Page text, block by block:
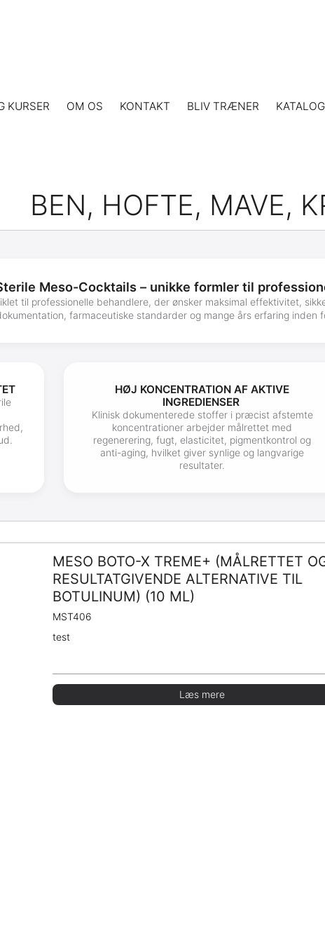
KURSER OM OS KONTAKT BLIV TRÆNER
BEN, HOFTE, MAVE,
Meso-Cocktails – unikke formler til
til professionelle behandlere, der ønsker maksimal effektivitet,
farmaceutiske standarder og mange års erfaring inden
HØJ KONCENTRATION AF AKTIVE
INGREDIENSER
Klinisk dokumenterede stoffer i præcist afstemte
koncentrationer arbejder målrettet med
regenerering, fugt, elasticitet, pigmentkontrol og
anti-aging, hvilket giver synlige og langvarige
resultater.
MESO BOTO-X TREME+ (MÅLRETTET
RESULTATGIVENDE ALTERNATIVE TIL
BOTULINUM) (10 ML)
MST406
test
Læs mere